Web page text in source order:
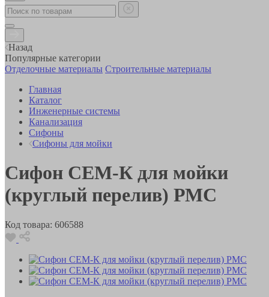
Назад
Популярные категории
Отделочные материалы Строительные материалы
Главная
Каталог
Инженерные системы
Канализация
Сифоны
Сифоны для мойки
Сифон СЕМ-К для мойки
(круглый перелив) РМС
Код товара: 606588